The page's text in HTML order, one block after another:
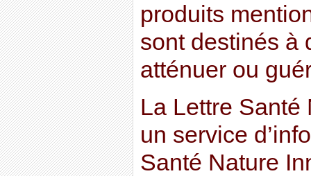
produits
sont destinés à
atténuer ou
La Lettre Santé
un service
Santé Nature